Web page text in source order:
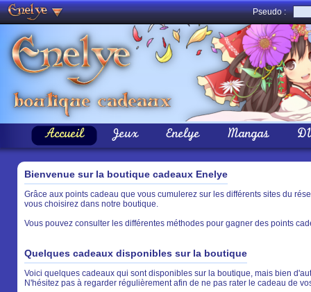
Pseudo :
Accueil Jeux Enelye Mangas
Bienvenue sur la boutique cadeaux Enelye
Grâce aux points cadeau que vous cumulerez sur les différents sites du
vous choisirez dans notre boutique.
Vous pouvez consulter les différentes méthodes pour gagner des points
Quelques cadeaux disponibles sur la boutique
Voici quelques cadeaux qui sont disponibles sur la boutique, mais bien
N'hésitez pas à regarder régulièrement afin de ne pas rater le cadeau de